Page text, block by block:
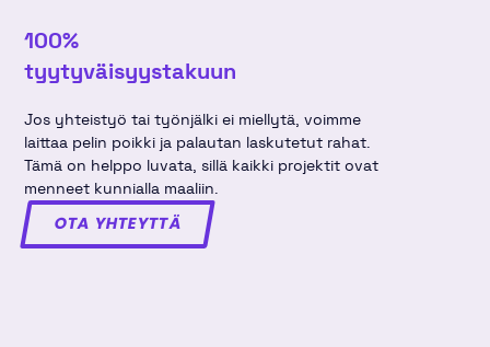
100%
tyytyväisyys­takuun
Jos yhteistyö tai työnjälki ei miellytä, voimme
laittaa pelin poikki ja palautan laskutetut rahat.
Tämä on helppo luvata, sillä kaikki projektit ovat
menneet kunnialla maaliin.
OTA YHTEYTTÄ